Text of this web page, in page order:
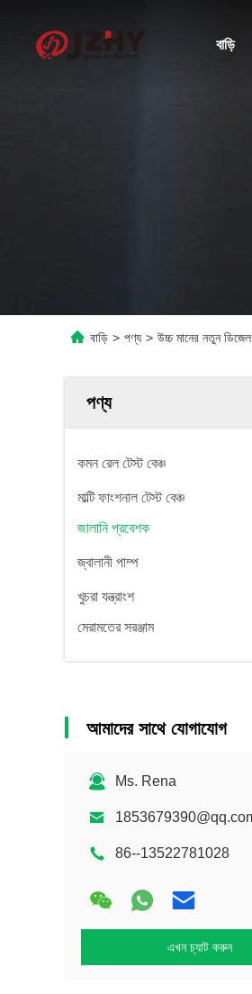
বাড়ি
বাড়ি > পণ্য > উচ্চ মানের নতুন
পণ্য
কমন রেল টেস্ট বেঞ্চ
মাল্টি ফাংশনাল টেস্ট বেঞ্চ
জালানি প্রবেশক
জ্বালানী পাম্প
খুচরা যন্ত্রাংশ
মেরামতের সরঞ্জাম
আমাদের সাথে যোগাযোগ
Ms. Rena
86--13522781028
এখন চ্যাট করুন